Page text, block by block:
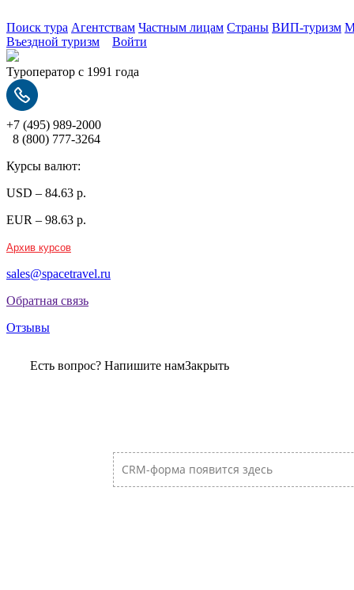
Поиск тура Агентствам Частным лицам Страны ВИП-туризм
Въездной туризм
Войти
Туроператор с 1991 года
+7 (495) 989-2000
8 (800) 777-3264
Курсы валют:
USD – 84.63 р.
EUR – 98.63 р.
Архив курсов
sales@spacetravel.ru
Обратная связь
Отзывы
Есть вопрос? Напишите намЗакрыть